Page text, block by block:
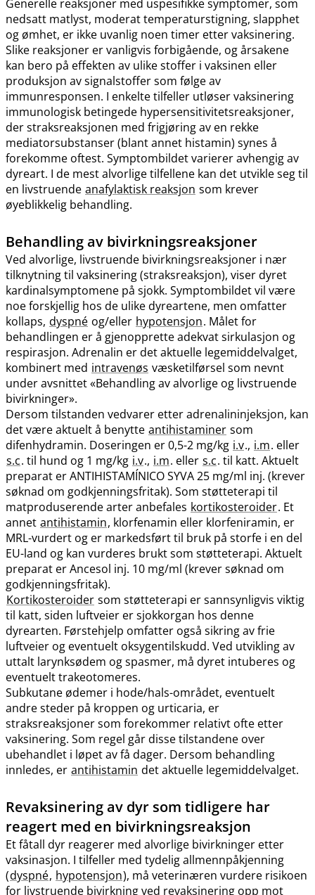
Generelle reaksjoner med uspesifikke symptomer, som
nedsatt matlyst, moderat temperaturstigning, slapphet
og ømhet, er ikke uvanlig noen timer etter vaksinering.
Slike reaksjoner er vanligvis forbigående, og årsakene
kan bero på effekten av ulike stoffer i vaksinen eller
produksjon av signalstoffer som følge av
immunresponsen. I enkelte tilfeller utløser vaksinering
immunologisk betingede hypersensitivitetsreaksjoner,
der straksreaksjonen med frigjøring av en rekke
mediatorsubstanser (blant annet histamin) synes å
forekomme oftest. Symptombildet varierer avhengig av
dyreart. I de mest alvorlige tilfellene kan det utvikle seg til
en livstruende anafylaktisk reaksjon som krever
øyeblikkelig behandling.
Behandling av bivirkningsreaksjoner
Ved alvorlige, livstruende bivirkningsreaksjoner i nær
tilknytning til vaksinering (straksreaksjon), viser dyret
kardinalsymptomene på sjokk. Symptombildet vil være
noe forskjellig hos de ulike dyreartene, men omfatter
kollaps, dyspné og​/​eller hypotensjon. Målet for
behandlingen er å gjenopprette adekvat sirkulasjon og
respirasjon. Adrenalin er det aktuelle legemiddelvalget,
kombinert med intravenøs væsketilførsel som nevnt
under avsnittet «Behandling av alvorlige og livstruende
bivirkninger».
Dersom tilstanden vedvarer etter adrenalininjeksjon, kan
det være aktuelt å benytte antihistaminer som
difenhydramin. Doseringen er 0,5-2 mg/kg i.v., i.m. eller
s.c. til hund og 1 mg/kg i.v., i.m. eller s.c. til katt. Aktuelt
preparat er ANTIHISTAMÍNICO SYVA 25 mg/ml inj. (krever
søknad om godkjenningsfritak). Som støtteterapi til
matproduserende arter anbefales kortikosteroider. Et
annet antihistamin, klorfenamin eller klorfeniramin, er
MRL-vurdert og er markedsført til bruk på storfe i en del
EU-land og kan vurderes brukt som støtteterapi. Aktuelt
preparat er Ancesol inj. 10 mg/ml (krever søknad om
godkjenningsfritak).
Kortikosteroider som støtteterapi er sannsynligvis viktig
til katt, siden luftveier er sjokkorgan hos denne
dyrearten. Førstehjelp omfatter også sikring av frie
luftveier og eventuelt oksygentilskudd. Ved utvikling av
uttalt larynksødem og spasmer, må dyret intuberes og
eventuelt trakeotomeres.
Subkutane ødemer i hode​/​hals-området, eventuelt
andre steder på kroppen og urticaria, er
straksreaksjoner som forekommer relativt ofte etter
vaksinering. Som regel går disse tilstandene over
ubehandlet i løpet av få dager. Dersom behandling
innledes, er antihistamin det aktuelle legemiddelvalget.
Revaksinering av dyr som tidligere har
reagert med en bivirkningsreaksjon
Et fåtall dyr reagerer med alvorlige bivirkninger etter
vaksinasjon. I tilfeller med tydelig allmennpåkjenning
(dyspné, hypotensjon), må veterinæren vurdere risikoen
for livstruende bivirkning ved revaksinering opp mot